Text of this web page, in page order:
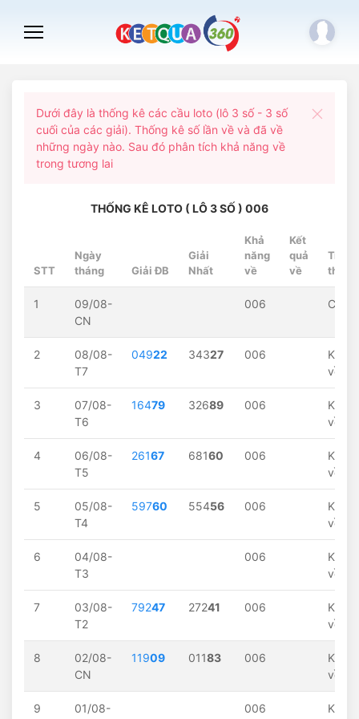
Dưới đây là thống kê các cầu loto (lô 3 số - 3 số
cuối của các giải). Thống kê số lần về và đã về
những ngày nào. Sau đó phân tích khả năng về
trong tương lai
THỐNG KÊ LOTO ( LÔ 3 SỐ ) 006
STT
Ngày
tháng
Giải ĐB
Giải
Nhất
Khả
năng
về
Kết
quả
về
Trạng
thái
1
09/08-
CN
006 Chờ...
2
08/08-
T7
04922 34327 006
về
3
07/08-
T6
16479 32689 006
về
4
06/08-
T5
26167 68160 006
về
5
05/08-
T4
59760 55456 006
về
6
04/08-
T3
006
về
7
03/08-
T2
79247 27241 006
về
8
02/08-
CN
11909 01183 006
về
9
01/08-
006